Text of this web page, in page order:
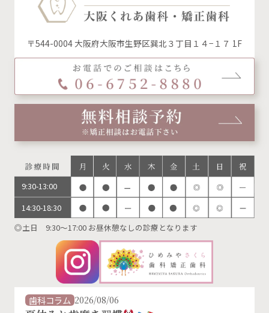
〒544-0004 大阪府大阪市生野区巽北３丁目１４−１７ 1F
9:30-13:00
14:30-18:30
◎土日 9:30～17:00 お昼休憩なしの診療となります
歯科コラム 2026/08/06